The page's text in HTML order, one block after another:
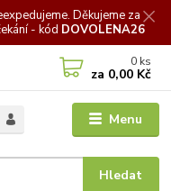
Děkujeme za
- kód DOVOLENA26
Menu
Hledat
0 ks
za 0,00 Kč